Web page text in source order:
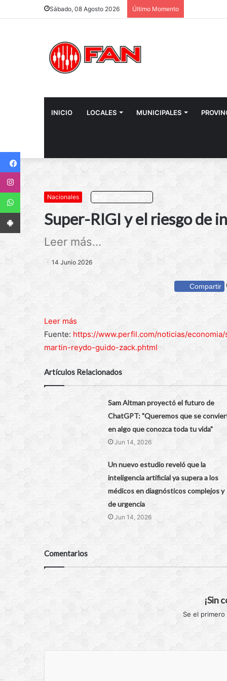
Sábado, 08 Agosto 2026 Último Momento
INICIO LOCALES MUNICIPALES
Nacionales Escuchar artículo
Super-RIGI y el riesgo de
Leer más...
14 Junio 2026
Compartir
Leer más
Fuente: https://www.perfil.com/noticias/
martin-reydo-guido-zack.phtml
Artículos Relacionados
Sam Altman proyectó el futuro de
ChatGPT: "Queremos que se
en algo que conozca toda tu vida"
Jun 14, 2026
Un nuevo estudio reveló que la
inteligencia artificial ya supera a los
médicos en diagnósticos complejos y
de urgencia
Jun 14, 2026
Comentarios
¡Sin
Se el
Instagram
WhatsApp
App Android